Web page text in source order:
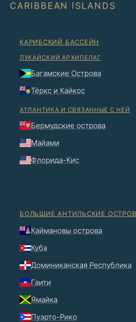
CARIBBEAN ISLANDS
КАРИБСКИЙ БАССЕЙН
ЛУКАЙСКИЙ АРХИПЕЛАГ
Багамские Острова
Тёркс и Кайкос
АТЛАНТИКА И СВЯЗАННЫЕ С НЕЙ
Бермудские острова
Майами
Флорида-Кис
БОЛЬШИЕ АНТИЛЬСКИЕ
Каймановы острова
Куба
Доминиканская Республика
Гаити
Ямайка
Пуэрто-Рико